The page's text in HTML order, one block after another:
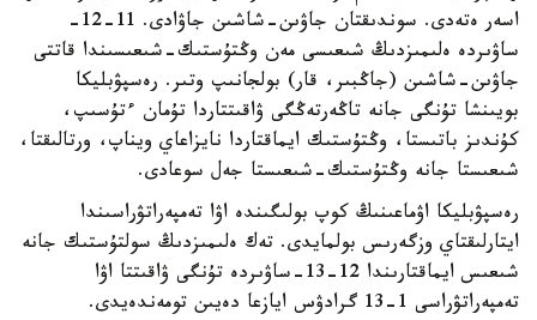
اسەر ەتەدى. سوندىقتان جاۋىن-شاشىن جاۋادى. 11-12-
ساۋىردە ەلىمىزدىڭ شىعىسى مەن وڭتۇستىك-شىعىسىندا قاتتى
جاۋىن-شاشىن (جاڭبىر، قار) بولجانىپ وتىر. رەسپۋبليكا
بويىنشا تۇنگى جانە تاڭەرتەڭگى ۋاقىتتاردا تۇمان ءتۇسىپ،
كۇندىز باتىستا، وڭتۇستىك ايماقتاردا نايزاعاي ويناپ، ورتالىقتا،
شىعىستا جانە وڭتۇستىك-شىعىستا جەل سوعادى.
رەسپۋبليكا اۋماعىنىڭ كوپ بولىگىندە اۋا تەمپەراتۋراسىندا
ايتارلىقتاي وزگەرىس بولمايدى. تەك ەلىمىزدىڭ سولتۇستىك جانە
شىعىس ايماقتارىندا 12-13-ساۋىردە تۇنگى ۋاقىتتا اۋا
تەمپەراتۋراسى 1-13 گرادۋس ايازعا دەيىن تومەندەيدى.